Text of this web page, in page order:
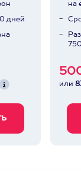
дней
на
или